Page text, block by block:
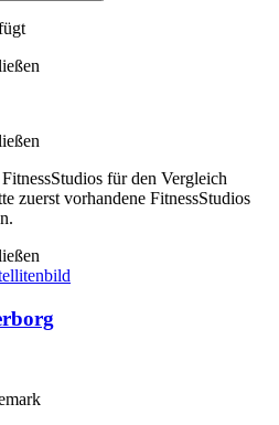
für den Vergleich
zuerst vorhandene FitnessStudios